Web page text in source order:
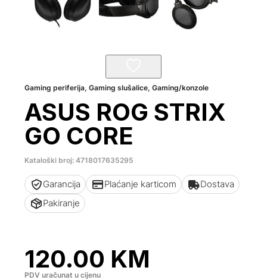
Gaming periferija,Gaming slušalice,Gaming/konzole
ASUS ROG STRIX
GO CORE
Kataloški broj: 4718017635295
Garancija Plaćanje karticom
Dostava
Pakiranje
120.00 KM
PDV uračunat u cijenu